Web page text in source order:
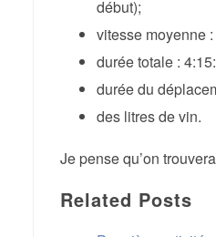
début);
vitesse moyenne
durée totale :
durée du
des litres de vin.
Je pense qu’on
Related Posts